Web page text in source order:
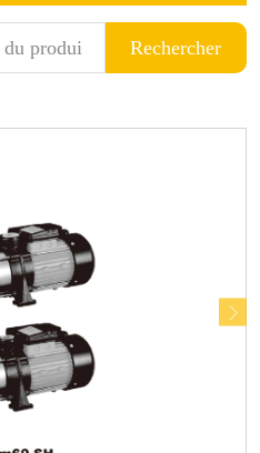
Rechercher